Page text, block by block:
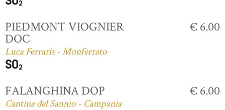
PIEDMONT VIOGNIER
DOC
Luca Ferraris - Monferrato
€ 6.00
FALANGHINA DOP
Cantina del Sannio - Campania
€ 6.00